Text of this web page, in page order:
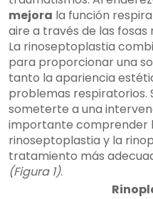
mejora la función
aire a través de las fosas
La rinoseptoplastia
para proporcionar una
tanto la apariencia
problemas respiratorios.
someterte a una
importante comprender
rinoseptoplastia y la
tratamiento más
(Figura 1).